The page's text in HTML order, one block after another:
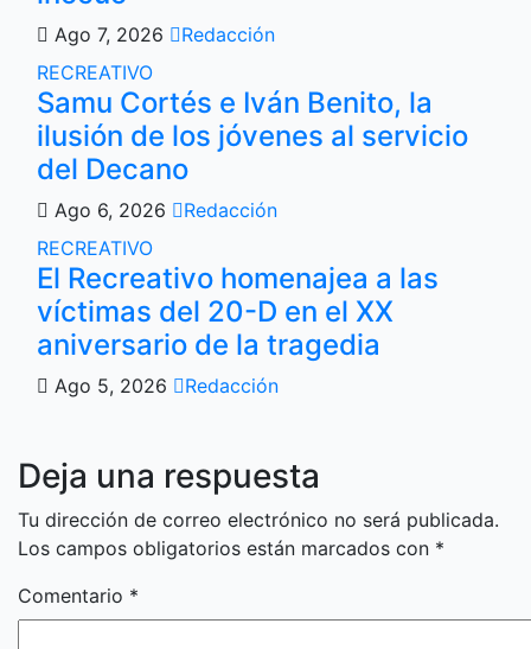
Ago 7, 2026
Redacción
RECREATIVO
Samu Cortés e Iván Benito, la
ilusión de los jóvenes al servicio
del Decano
Ago 6, 2026
Redacción
RECREATIVO
El Recreativo homenajea a las
víctimas del 20-D en el XX
aniversario de la tragedia
Ago 5, 2026 Redacción
Deja una respuesta
Tu dirección de correo electrónico no será publicada.
Los campos obligatorios están marcados con *
Comentario *